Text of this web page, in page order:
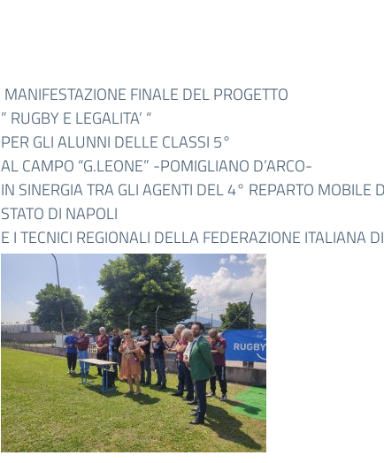
MANIFESTAZIONE FINALE DEL PROGETTO
” RUGBY E LEGALITA’ “
PER GLI ALUNNI DELLE CLASSI 5°
AL CAMPO “G.LEONE” -POMIGLIANO D’ARCO-
IN SINERGIA TRA GLI AGENTI DEL 4° REPARTO MOBILE
STATO DI NAPOLI
E I TECNICI REGIONALI DELLA FEDERAZIONE ITALIANA